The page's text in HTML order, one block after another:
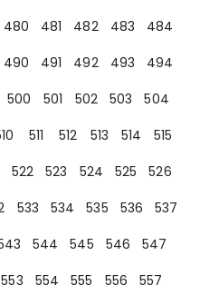
480 481 482 483
484
490 491 492 493
494
500 501 502 503
504
511 512 513 514
515
522 523 524 525
526
533 534 535 536
537
544 545 546
547
553 554 555 556
557